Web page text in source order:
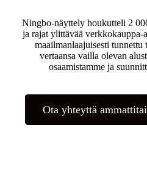
Ningbo-näyttely houkutteli 2
ja rajat ylittävää verkkokauppa-
maailmanlaajuisesti tunnettu
vertaansa vailla olevan
osaamistamme ja
Ota yhteyttä